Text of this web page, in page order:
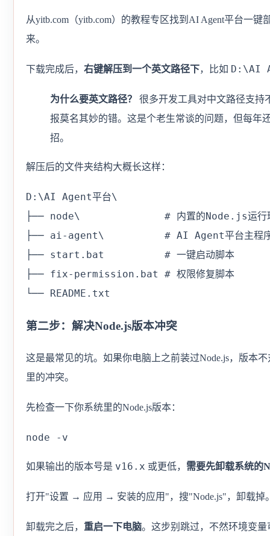
从yitb.com（yitb.com）的教程专区找到AI Agent平台一键
来。
下载完成后， 右键解压到一个英文路径下，比如 D:\AI
为什么要英文路径？
很多开发工具对中文路径支持
报莫名其妙的错。这是个老生常谈的问题，但每年
招。
解压后的文件夹结构大概长这样：
D:\AI Agent平台\
├── node\              # 内置的Node.js运行
├── ai-agent\          # AI Agent平台主程
├── start.bat          # 一键启动脚本
├── fix-permission.bat # 权限修复脚本
└── README.txt
第二步：解决Node.js版本冲突
这是最常见的坑。如果你电脑上之前装过Node.js，版本
里的冲突。
先检查一下你系统里的Node.js版本：
node -v
如果输出的版本号是 v16.x 或更低， 需要先卸载系统的
打开"设置 → 应用 → 安装的应用"，搜"Node.js"，卸载掉
卸载完之后， 重启一下电脑。这步别跳过，不然环境变